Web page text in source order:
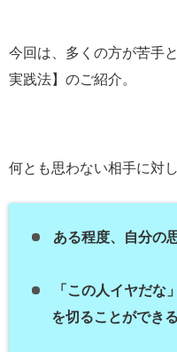
今回は、多くの方が苦手
実践法】のご紹介。
何とも思わない相手に対
ある程度、自分の
「この人イヤだな
を切ることができる